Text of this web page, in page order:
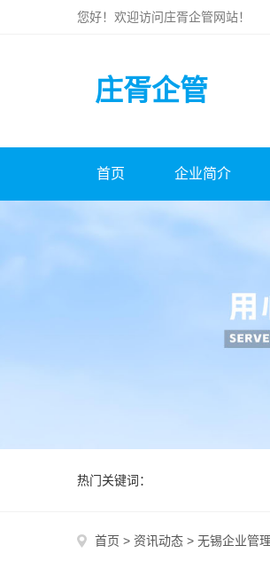
您好！欢迎访问庄胥企管网站！
庄胥企管
首页 企业简介
热门关键词：
首页 > 资讯动态 > 无锡企业管